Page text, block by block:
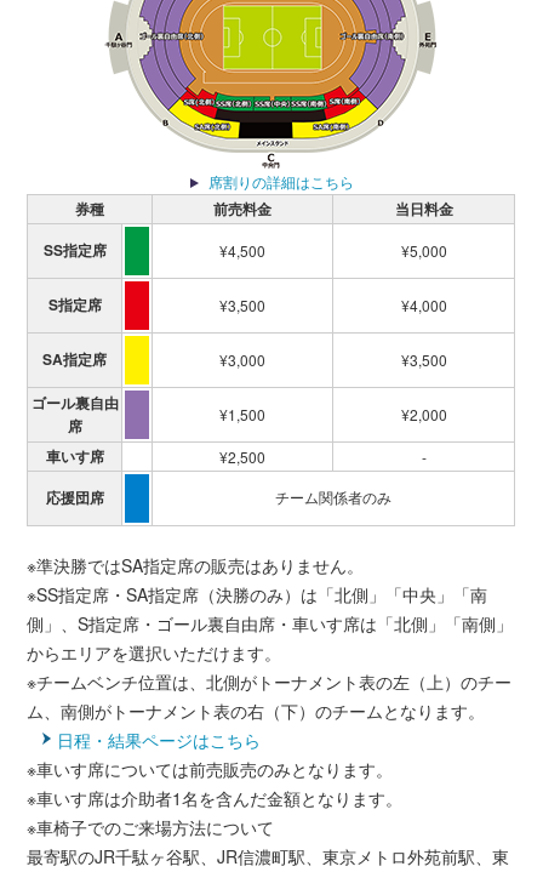
席割りの詳細はこちら
券種 前売料金
当日料金
SS指定席
¥4,500 ¥5,000
S指定席 ¥3,500 ¥4,000
SA指定席 ¥3,000 ¥3,500
ゴール裏自由
席
¥1,500 ¥2,000
車いす席 ¥2,500 -
応援団席 チーム関係者のみ
※準決勝ではSA指定席の販売はありません。
※SS指定席・SA指定席（決勝のみ）は「北側」「中央」「南
側」、S指定席・ゴール裏自由席・車いす席は「北側」「南側」
からエリアを選択いただけます。
※チームベンチ位置は、北側がトーナメント表の左（上）のチー
ム、南側がトーナメント表の右（下）のチームとなります。
日程・結果ページはこちら
※車いす席については前売販売のみとなります。
※車いす席は介助者1名を含んだ金額となります。
※車椅子でのご来場方法について
最寄駅のJR千駄ヶ谷駅、JR信濃町駅、東京メトロ外苑前駅、東